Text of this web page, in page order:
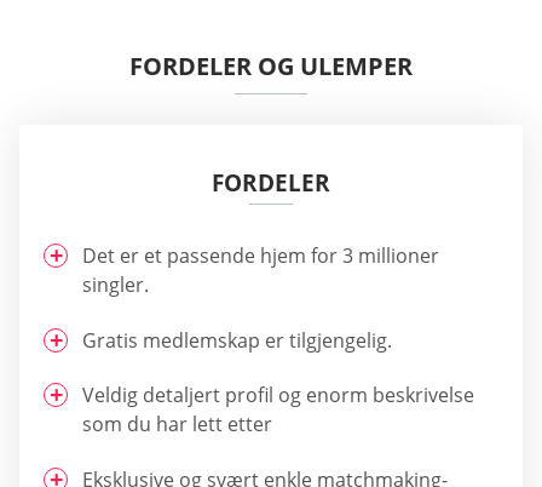
FORDELER OG ULEMPER
FORDELER
Det er et passende hjem for 3 millioner
singler.
Gratis medlemskap er tilgjengelig.
Veldig detaljert profil og enorm beskrivelse
som du har lett etter
Eksklusive og svært enkle matchmaking-